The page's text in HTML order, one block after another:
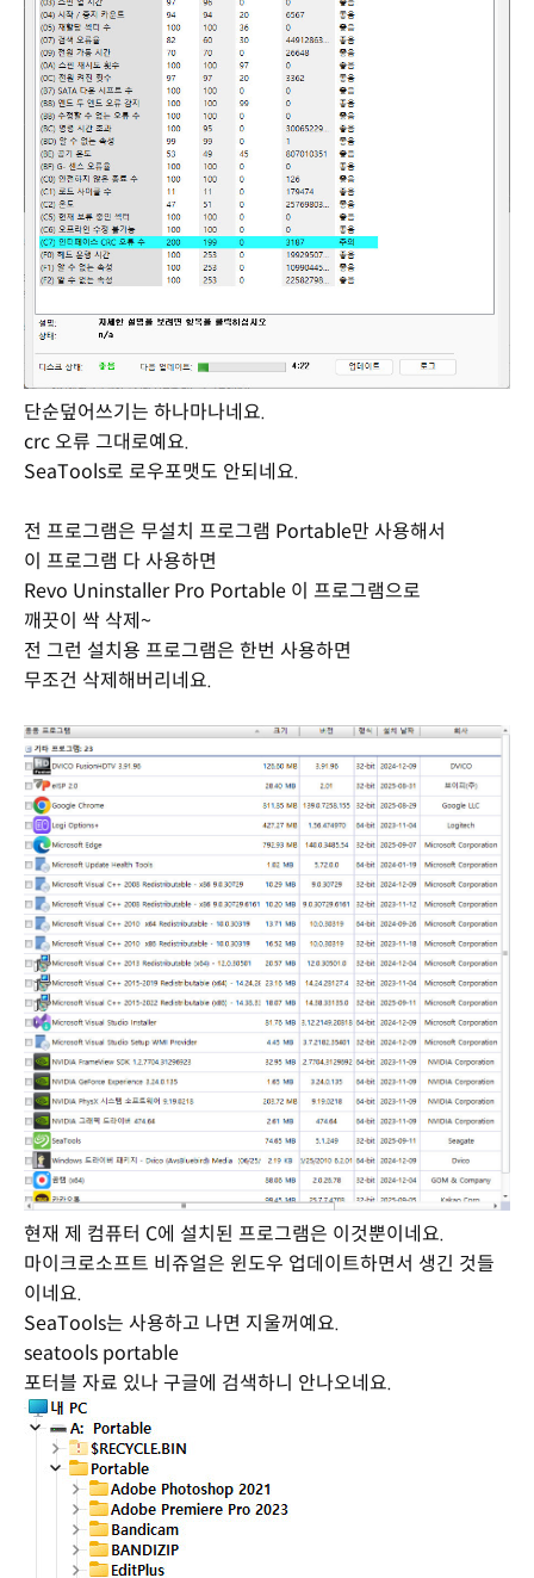
단순덮어쓰기는 하나마나네요.
crc 오류 그대로예요.
SeaTools로 로우포맷도 안되네요.
전 프로그램은 무설치 프로그램 Portable만 사용해서
이 프로그램 다 사용하면
Revo Uninstaller Pro Portable 이 프로그램으로
깨끗이 싹 삭제~
전 그런 설치용 프로그램은 한번 사용하면
무조건 삭제해버리네요.
현재 제 컴퓨터 C에 설치된 프로그램은 이것뿐이네요.
마이크로소프트 비쥬얼은 윈도우 업데이트하면서 생긴 것들
이네요.
SeaTools는 사용하고 나면 지울꺼예요.
seatools portable
포터블 자료 있나 구글에 검색하니 안나오네요.